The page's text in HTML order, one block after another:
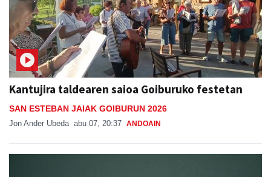
Kantujira taldearen saioa Goiburuko festetan
SAN ESTEBAN JAIAK GOIBURUN 2026
Jon Ander Ubeda abu 07, 20:37 ANDOAIN